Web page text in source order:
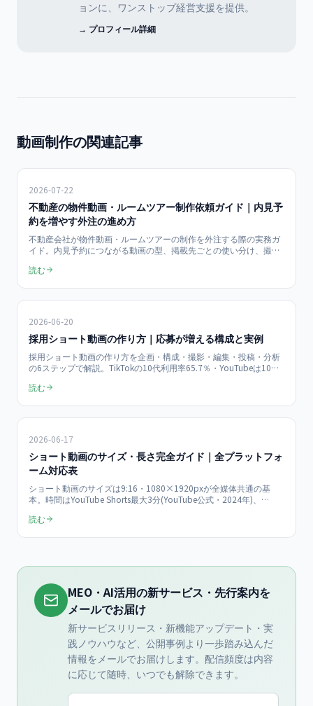
ョンに、ワンストップ経営支援を提供。
→ プロフィール詳細
動画制作の関連記事
2026-07-22
不動産の物件動画・ルームツアー制作依頼ガイド｜内見予
約を増やす外注の進め方
不動産会社が物件動画・ルームツアーの制作を外注する際の実務ガ
イド。内見予約につながる動画の型、掲載先ごとの使い分け、撮影
ート動画1本150,000円〜、月額ライト450,000円（月4本）で企画
読む
2026-06-20
採用ショート動画の作り方｜応募が増える構成と実例
採用ショート動画の作り方を企画・構成・撮影・編集・投稿・分析
の6ステップで解説。TikTokの10代利用率65.7％・YouTubeは10〜
募が増える3段構成テンプレ、採用特化のネタの型、月3件から8件
読む
2026-06-17
ショート動画のサイズ・長さ完全ガイド｜全プラットフォ
ーム対応表
ショート動画のサイズは9:16・1080×1920pxが全媒体共通の基
本。時間はYouTube Shorts最大3分(YouTube公式・2024年)、
異なります。全プラットフォームの規格を早見表に整理し、1本を4
読む
MEO・AI活用の新サービス・先行案内を
メールでお届け
新サービスリリース・新機能アップデート・実
践ノウハウなど、公開事例より一歩踏み込んだ
情報をメールでお届けします。配信頻度は内容
に応じて随時、いつでも解除できます。
メールアドレス